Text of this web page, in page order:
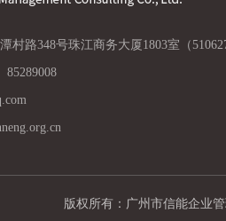
村路348号珠江商务大厦1803室（510627
85289008
版权所有：广州市信能企业